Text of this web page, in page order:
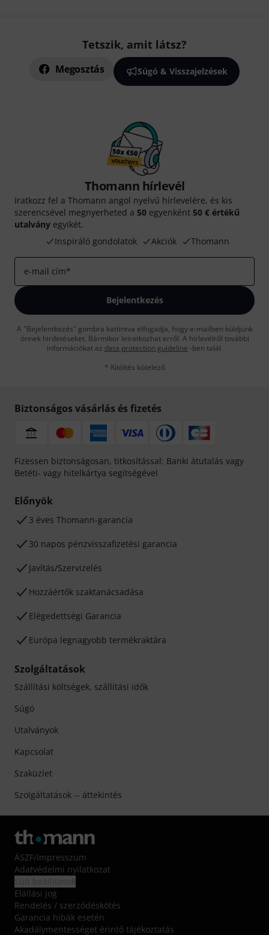
Tetszik, amit látsz?
Megosztás Súgó & Visszajelzések
Thomann hírlevél
Iratkozz fel a Thomann angol nyelvű hírlevelére, és kis
szerencsével megnyerheted a 50 egyenként 50 € értékű
utalvány egyikét.
Inspiráló gondolatok
Akciók Thomann
e-mail cím*
Bejelentkezés
A "Bejelentkezés" gombra kattintva elfogadja, hogy e-mailben küldjünk
önnek hirdetéseket. Bármikor leiratkozhat erről. A hírlevélről további
információkat az data protection guideline -ben talál.
* Kitöltés kötelező
Biztonságos vásárlás és fizetés
Fizessen biztonságosan, titkosítással: Banki átutalás vagy
Betéti- vagy hitelkártya segítségével
Előnyök
3 éves Thomann-garancia
30 napos pénzvisszafizetési garancia
Javítás/Szervizelés
Hozzáértők szaktanácsadása
Elégedettségi Garancia
Európa legnagyobb termékraktára
Szolgáltatások
Szállítási költségek, szállítási idők
Súgó
Utalványok
Kapcsolat
Szaküzlet
Szolgáltatások -- áttekintés
ÁSZF/Impresszum
Adatvédelmi nyilatkozat
Elállási jog
Rendelés / szerződéskötés
Garancia hibák esetén
Akadálymentességet érintő tájékoztatás